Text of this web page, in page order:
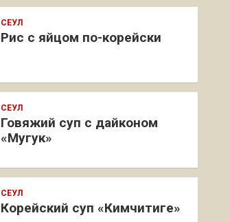
СЕУЛ
Рис с яйцом по-корейски
СЕУЛ
Говяжий суп с дайконом
«Мугук»
СЕУЛ
Корейский суп «Кимчитиге»